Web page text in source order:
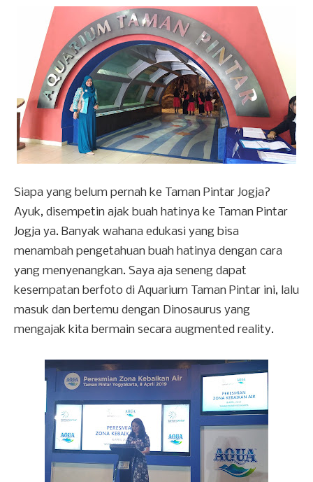
Siapa yang belum pernah ke Taman Pintar Jogja?
Ayuk, disempetin ajak buah hatinya ke Taman Pintar
Jogja ya. Banyak wahana edukasi yang bisa
menambah pengetahuan buah hatinya dengan cara
yang menyenangkan. Saya aja seneng dapat
kesempatan berfoto di Aquarium Taman Pintar ini, lalu
masuk dan bertemu dengan Dinosaurus yang
mengajak kita bermain secara augmented reality.